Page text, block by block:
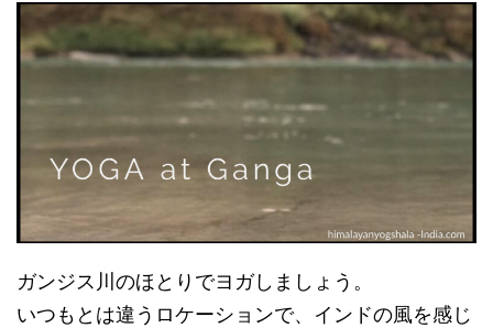
ガンジス川のほとりでヨガしましょう。
いつもとは違うロケーションで、インドの風を感じ